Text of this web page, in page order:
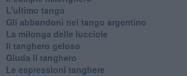
L'ultimo tango
Gli abbandoni nel tango argentino
La milonga delle lucciole
Il tanghero geloso
Giuda il tanghero
Le espressioni tanghere